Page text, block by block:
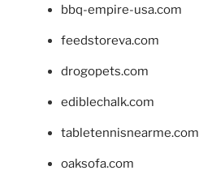
bbq-empire-usa.com
feedstoreva.com
drogopets.com
ediblechalk.com
tabletennisnearme.com
oaksofa.com